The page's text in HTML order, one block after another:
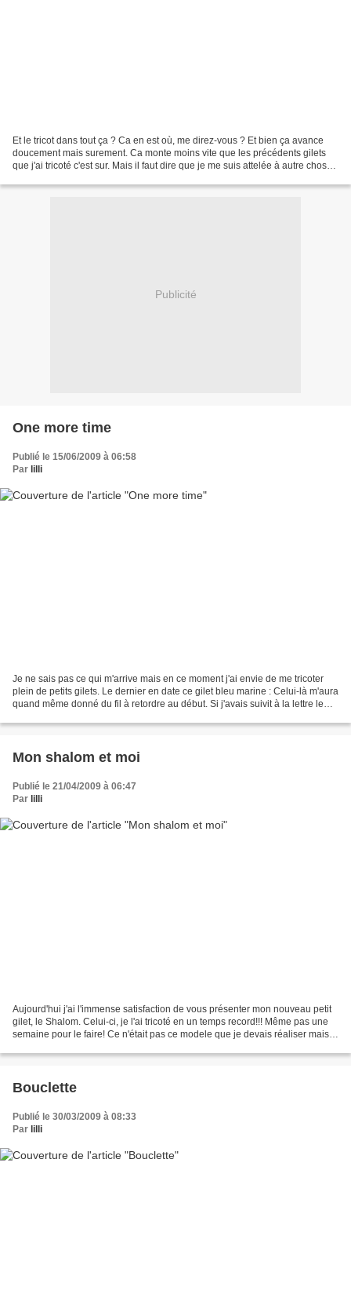
Et le tricot dans tout ça ? Ca en est où, me direz-vous ? Et bien ça avance
doucement mais surement. Ca monte moins vite que les précédents gilets
que j'ai tricoté c'est sur. Mais il faut dire que je me suis attelée à autre chose.
Publicité
One more time
Publié le 15/06/2009 à 06:58
Par lilli
Je ne sais pas ce qui m'arrive mais en ce moment j'ai envie de me tricoter
plein de petits gilets. Le dernier en date ce gilet bleu marine : Celui-là m'aura
quand même donné du fil à retordre au début. Si j'avais suivit à la lettre le
Mon shalom et moi
Publié le 21/04/2009 à 06:47
Par lilli
Aujourd'hui j'ai l'immense satisfaction de vous présenter mon nouveau petit
gilet, le Shalom. Celui-ci, je l'ai tricoté en un temps record!!! Même pas une
semaine pour le faire! Ce n'était pas ce modele que je devais réaliser mais
Bouclette
Publié le 30/03/2009 à 08:33
Par lilli